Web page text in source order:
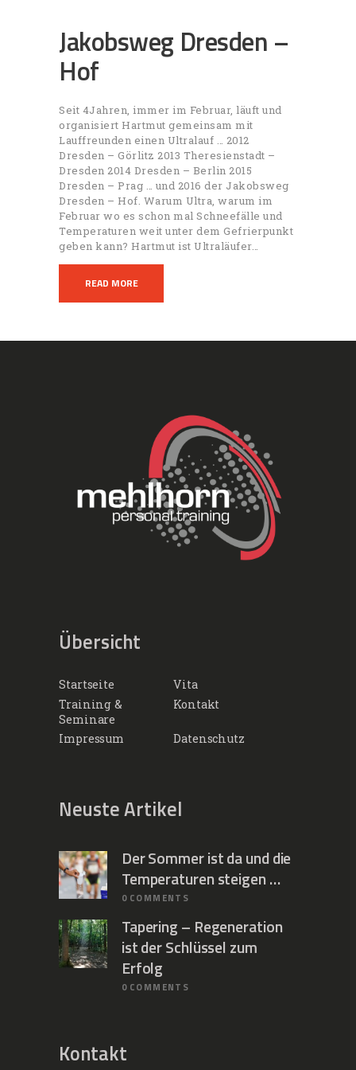
Jakobsweg Dresden –
Hof
Seit 4Jahren, immer im Februar, läuft und
organisiert Hartmut gemeinsam mit
Lauffreunden einen Ultralauf … 2012
Dresden – Görlitz 2013 Theresienstadt –
Dresden 2014 Dresden – Berlin 2015
Dresden – Prag … und 2016 der Jakobsweg
Dresden – Hof. Warum Ultra, warum im
Februar wo es schon mal Schneefälle und
Temperaturen weit unter dem Gefrierpunkt
geben kann? Hartmut ist Ultraläufer…
READ MORE
Übersicht
Startseite
Vita
Training &
Seminare
Kontakt
Impressum Datenschutz
Neuste Artikel
Der Sommer ist da und die
Temperaturen steigen …
0 COMMENTS
Tapering – Regeneration
ist der Schlüssel zum
Erfolg
0 COMMENTS
Kontakt